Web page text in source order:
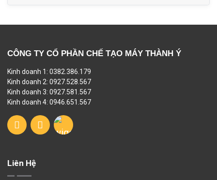
CÔNG TY CỔ PHẦN CHẾ TẠO MÁY THÀNH Ý
Kinh doanh 1: 0382.386.179
Kinh doanh 2: 0927.528.567
Kinh doanh 3: 0927.581.567
Kinh doanh 4: 0946.651.567
Liên Hệ